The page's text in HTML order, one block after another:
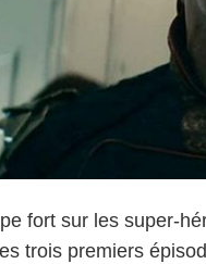
fort sur les super-
trois premiers